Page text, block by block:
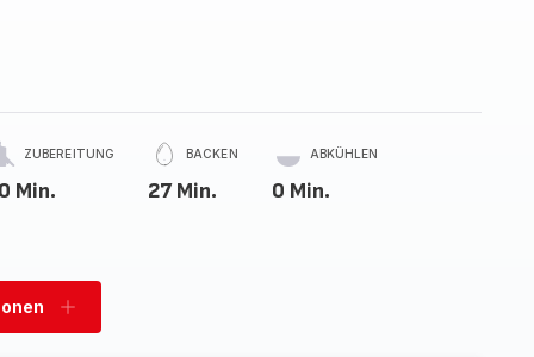
ZUBEREITUNG
Min.
BACKEN
27 Min.
ABKÜHLEN
0 Min.
Personen